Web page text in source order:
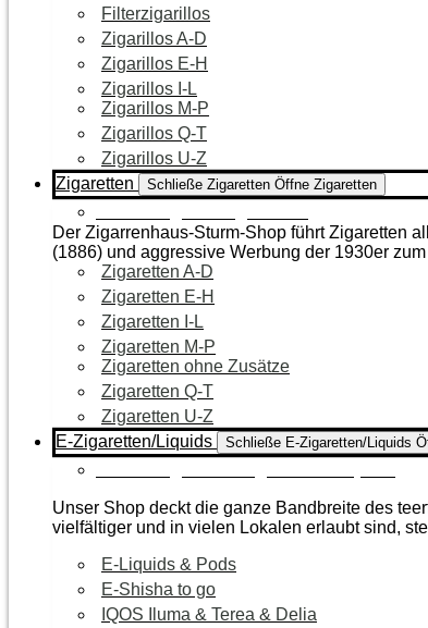
Filterzigarillos
Zigarillos A-D
Zigarillos E-H
Zigarillos I-L
Zigarillos M-P
Zigarillos Q-T
Zigarillos U-Z
Zigaretten
Schließe Zigaretten Öffne Zigaretten
Der Zigarrenhaus-Sturm-Shop führt Zigaretten
(1886) und aggressive Werbung der 1930er
Zigaretten A-D
Zigaretten E-H
Zigaretten I-L
Zigaretten M-P
Zigaretten ohne Zusätze
Zigaretten Q-T
Zigaretten U-Z
E-Zigaretten/Liquids
Schließe E-Zigaretten/Liquids
Unser Shop deckt die ganze Bandbreite des
vielfältiger und in vielen Lokalen erlaubt sind,
E-Liquids & Pods
E-Shisha to go
IQOS Iluma & Terea & Delia